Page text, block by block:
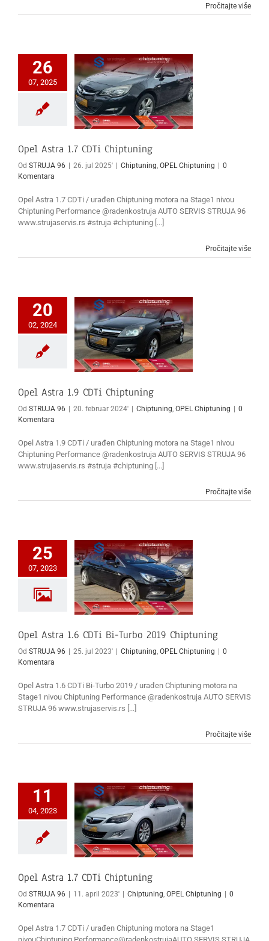
Pročitajte više
26
07, 2025
Opel Astra 1.7 CDTi Chiptuning
Od STRUJA 96 26. jul 2025' Chiptuning, OPEL Chiptuning
0
Komentara
Opel Astra 1.7 CDTi / urađen Chiptuning motora na Stage1 nivou
Chiptuning Performance @radenkostruja AUTO SERVIS STRUJA 96
www.strujaservis.rs #struja #chiptuning [...]
Pročitajte više
20
02, 2024
Opel Astra 1.9 CDTi
Chiptuning
Opel Astra 1.9 CDTi Chiptuning
Od STRUJA 96 | 20. februar 2024' | Chiptuning OPEL Chiptuning | 0
Komentara
Opel Astra 1.9 CDTi / urađen Chiptuning motora na Stage1 nivou
Chiptuning Performance @radenkostruja AUTO SERVIS STRUJA 96
www.strujaservis.rs #struja #chiptuning [...]
Pročitajte više
25
07, 2023
Opel Astra 1.6 CDTi Bi-
Turbo 2019 Chiptuning
Opel Astra 1.6 CDTi Bi-Turbo 2019 Chiptuning
Od STRUJA 96 25. jul 2023' Chiptuning, OPEL Chiptuning
0
Komentara
Opel Astra 1.6 CDTi Bi-Turbo 2019 / urađen Chiptuning motora na
Stage1 nivou Chiptuning Performance @radenkostruja AUTO SERVIS
STRUJA 96 www.strujaservis.rs [...]
Pročitajte više
11
04, 2023
Opel Astra 1.7 CDTi
Chiptuning
Opel Astra 1.7 CDTi Chiptuning
Od STRUJA 96 11. april 2023' Chiptuning, OPEL Chiptuning
0
Komentara
Opel Astra 1.7 CDTi / urađen Chiptuning motora na Stage1